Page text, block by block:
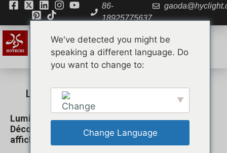
86-
18925775637
Lumière de Noël pour ours en peluche
Lumière de Noël pour ours en peluche :
Décoration LED pour ours en peluche pour des
affichages festifs
We've detected you might be
speaking a different language. Do
you want to change to:
English
Change Language